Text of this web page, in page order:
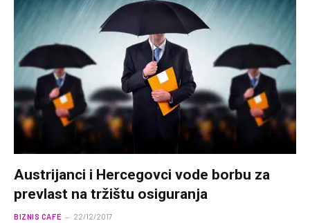
Austrijanci i Hercegovci vode borbu za
prevlast na tržištu osiguranja
BIZNIS CAFE 22/12/2017